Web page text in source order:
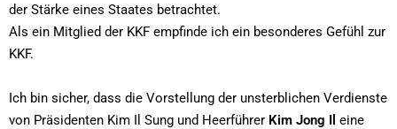
der Stärke eines Staates betrachtet.
Als ein Mitglied der KKF empfinde ich ein besonderes Gefühl zur
KKF.
Ich bin sicher, dass die Vorstellung der unsterblichen Verdienste
von Präsidenten Kim Il Sung und Heerführer Kim Jong Il eine